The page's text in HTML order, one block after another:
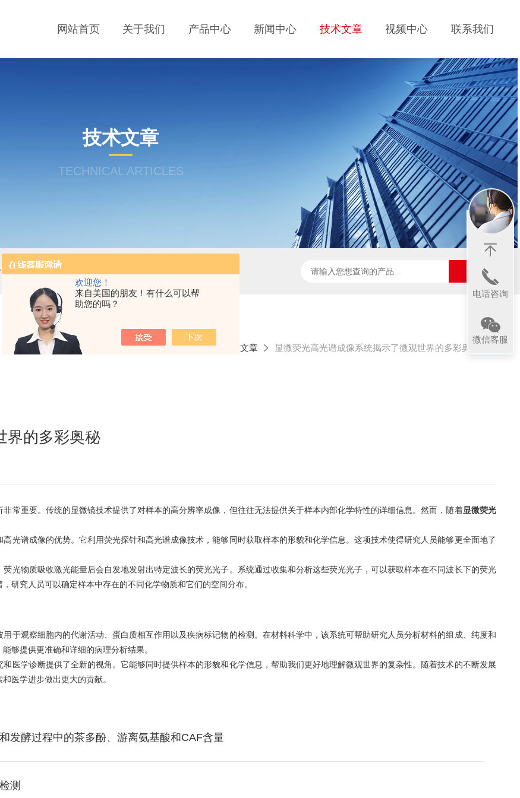
欢迎您！
来自美国的朋友！有什么可以帮
助您的吗？
网站首页 关于我们 产品中心 新闻中心 技术文章 视频中心 联系我们
技术文章
TECHNICAL ARTICLES
mini3-VN无人机载高光谱成像系统 太阳光诱导叶绿素荧光测试系统 SpecVIEW高光谱
当前位置：首页 技术文章 显微荧光高光谱成像系统揭示了微观世界的多彩奥秘
界的多彩奥秘
重要。传统的显微镜技术提供了对样本的高分辨率成像，但往往无法提供关于样本内部化学特性的详细信息。然而，随着显微荧光
谱成像的优势。它利用荧光探针和高光谱成像技术，能够同时获取样本的形貌和化学信息。这项技术使得研究人员能够更全面地了
光物质吸收激光能量后会自发地发射出特定波长的荧光光子。系统通过收集和分析这些荧光光子，可以获取样本在不同波长下的荧光
研究人员可以确定样本中存在的不同化学物质和它们的空间分布。
观察细胞内的代谢活动、蛋白质相互作用以及疾病标记物的检测。在材料科学中，该系统可帮助研究人员分析材料的组成、纯度和
够提供更准确和详细的病理分析结果。
医学诊断提供了全新的视角。它能够同时提供样本的形貌和化学信息，帮助我们更好地理解微观世界的复杂性。随着技术的不断发展
医学进步做出更大的贡献。
发酵过程中的茶多酚、游离氨基酸和CAF含量
测
电话咨询
微信客服